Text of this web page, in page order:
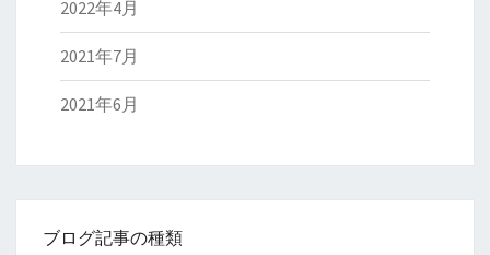
2022年4月
2021年7月
2021年6月
ブログ記事の種類